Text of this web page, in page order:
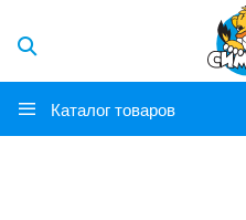
Каталог товаров